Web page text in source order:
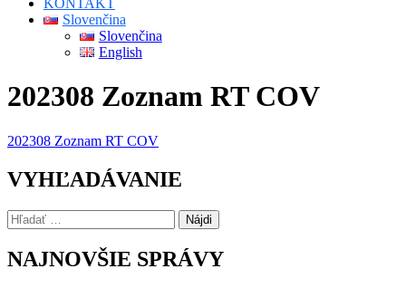
KONTAKT
Slovenčina
Slovenčina
English
202308 Zoznam RT COV
202308 Zoznam RT COV
VYHĽADÁVANIE
Hľadať:
NAJNOVŠIE SPRÁVY